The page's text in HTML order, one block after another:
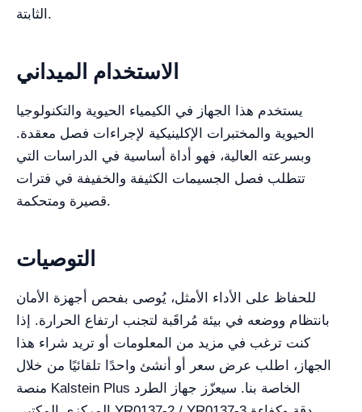
الثابتة.
الاستخدام الميداني
يستخدم هذا الجهاز في الكيمياء الحيوية والتكنولوجيا
الحيوية والمختبرات الإكلينيكية لإجراءات فصل معقدة.
وبسرعته العالية، فهو أداة أساسية في الدراسات التي
تتطلب فصل الجسيمات الكثيفة والخفيفة في فترات
قصيرة ومتحكمة.
التوصيات
للحفاظ على الأداء الأمثل، يُوصى بفحص أجهزة الأمان
بانتظام ووضعه في بيئة مُراقَبة لتجنب ارتفاع الحرارة. إذا
كنت ترغب في مزيد من المعلومات أو تريد شراء هذا
الجهاز، اطلب عرض سعر أو أنشئ واحدًا تلقائيًا من خلال
منصة Kalstein Plus الخاصة بنا. سيعزّز جهاز الطرد